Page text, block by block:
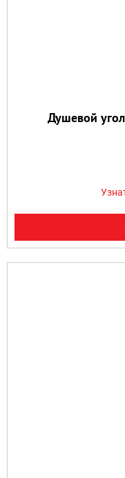
Душевой